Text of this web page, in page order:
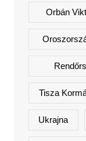
Orbán
Tisza
Ukrajna